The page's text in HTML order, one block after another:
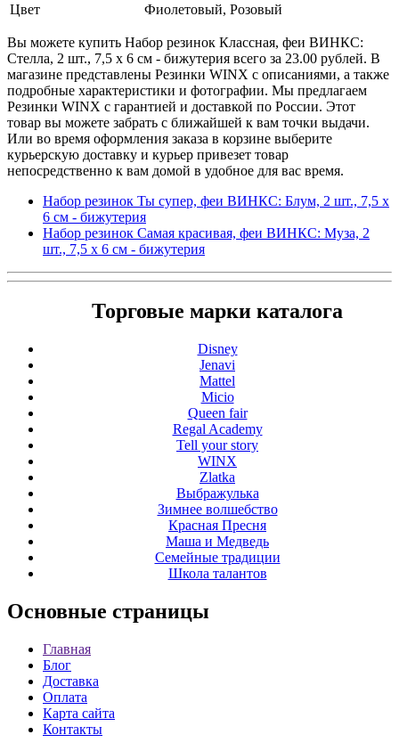
Цвет
Фиолетовый, Розовый
Вы можете купить Набор резинок Классная, феи ВИНКС:
Стелла, 2 шт., 7,5 х 6 см - бижутерия всего за 23.00 рублей. В
магазине представлены Резинки WINX с описаниями, а также
подробные характеристики и фотографии. Мы предлагаем
Резинки WINX с гарантией и доставкой по России. Этот
товар вы можете забрать с ближайшей к вам точки выдачи.
Или во время оформления заказа в корзине выберите
курьерскую доставку и курьер привезет товар
непосредственно к вам домой в удобное для вас время.
Набор резинок Ты супер, феи ВИНКС: Блум, 2 шт., 7,5 х
6 см - бижутерия
Набор резинок Самая красивая, феи ВИНКС: Муза, 2
шт., 7,5 х 6 см - бижутерия
Торговые марки каталога
Disney
Jenavi
Mattel
Micio
Queen fair
Regal Academy
Tell your story
WINX
Zlatka
Выбражулька
Зимнее волшебство
Красная Пресня
Маша и Медведь
Семейные традиции
Школа талантов
Основные страницы
Главная
Блог
Доставка
Оплата
Карта сайта
Контакты